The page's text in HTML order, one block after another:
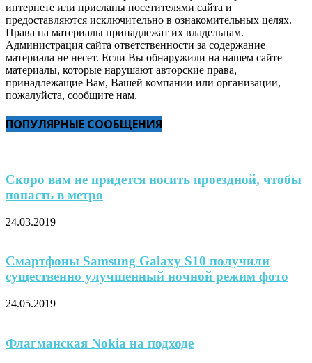
интернете или присланы посетителями сайта и
предоставляются исключительно в ознакомительных целях.
Права на материалы принадлежат их владельцам.
Администрация сайта ответственности за содержание
материала не несет. Если Вы обнаружили на нашем сайте
материалы, которые нарушают авторские права,
принадлежащие Вам, Вашей компании или организации,
пожалуйста, сообщите нам.
ПОПУЛЯРНЫЕ СООБЩЕНИЯ
Скоро вам не придется носить проездной, чтобы
попасть в метро
24.03.2019
Смартфоны Samsung Galaxy S10 получили
существенно улучшенный ночной режим фото
24.05.2019
Флагманская Nokia на подходе